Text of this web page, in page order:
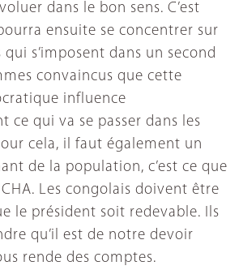
dans le bon sens. C’est
ensuite se concentrer sur
s’imposent dans un second
convaincus que cette
influence
ce qui va se passer dans les
cela, il faut également un
de la population, c’est ce que
Les congolais doivent être
le président soit redevable. Ils
qu’il est de notre devoir
rende des comptes.